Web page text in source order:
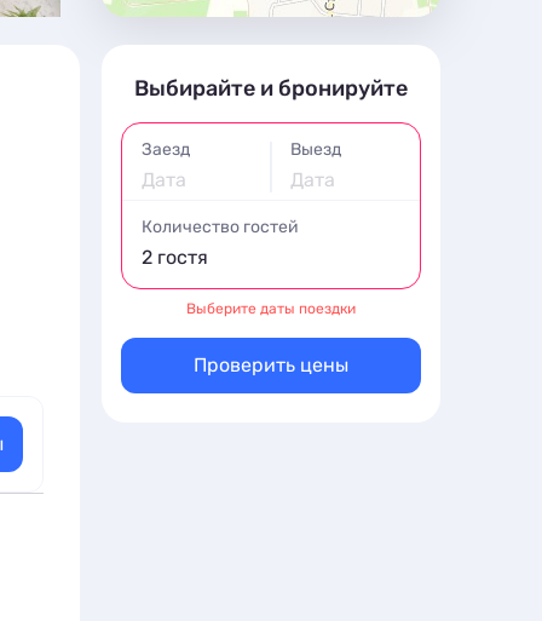
Выбирайте и бронируйте
Заезд
Дата
Выезд
Дата
Количество гостей
2 гостя
Выберите даты поездки
Проверить цены